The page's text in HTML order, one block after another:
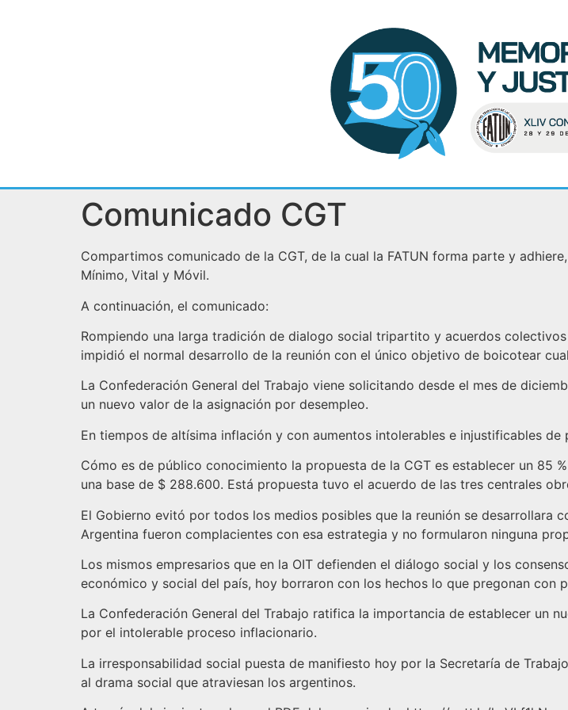
Comunicado CGT
Compartimos comunicado de la CGT, de la cual la FATUN forma parte y
Mínimo, Vital y Móvil.
A continuación, el comunicado:
Rompiendo una larga tradición de dialogo social tripartito y acuerdos
impidió el normal desarrollo de la reunión con el único objetivo de boicotear
La Confederación General del Trabajo viene solicitando desde el mes de
un nuevo valor de la asignación por desempleo.
En tiempos de altísima inflación y con aumentos intolerables e injustificables
Cómo es de público conocimiento la propuesta de la CGT es establecer un 85
una base de $ 288.600. Está propuesta tuvo el acuerdo de las tres centrales
El Gobierno evitó por todos los medios posibles que la reunión se desarrollara
Argentina fueron complacientes con esa estrategia y no formularon ninguna
Los mismos empresarios que en la OIT defienden el diálogo social y los
económico y social del país, hoy borraron con los hechos lo que pregonan con
La Confederación General del Trabajo ratifica la importancia de establecer un
por el intolerable proceso inflacionario.
La irresponsabilidad social puesta de manifiesto hoy por la Secretaría de
al drama social que atraviesan los argentinos.